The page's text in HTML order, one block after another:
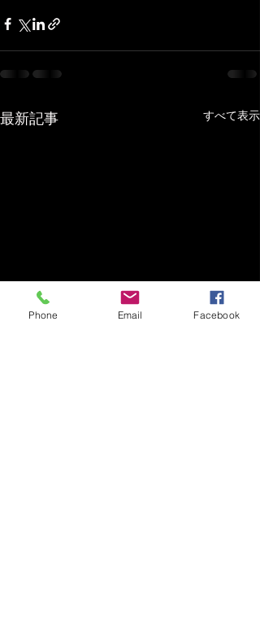
最新記事 すべて表示
Phone Email Facebook